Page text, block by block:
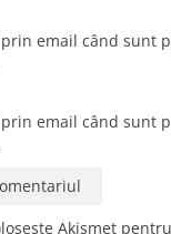
email când sunt
email când sunt
Akismet